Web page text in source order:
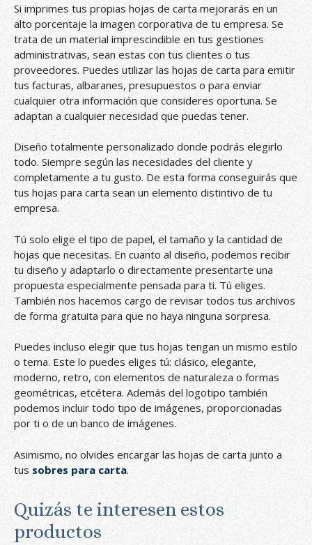
Si imprimes tus propias hojas de carta mejorarás en un
alto porcentaje la imagen corporativa de tu empresa. Se
trata de un material imprescindible en tus gestiones
administrativas, sean estas con tus clientes o tus
proveedores. Puedes utilizar las hojas de carta para emitir
tus facturas, albaranes, presupuestos o para enviar
cualquier otra información que consideres oportuna. Se
adaptan a cualquier necesidad que puedas tener.
Diseño totalmente personalizado donde podrás elegirlo
todo. Siempre según las necesidades del cliente y
completamente a tu gusto. De esta forma conseguirás que
tus hojas para carta sean un elemento distintivo de tu
empresa.
Tú solo elige el tipo de papel, el tamaño y la cantidad de
hojas que necesitas. En cuanto al diseño, podemos recibir
tu diseño y adaptarlo o directamente presentarte una
propuesta especialmente pensada para ti. Tú eliges.
También nos hacemos cargo de revisar todos tus archivos
de forma gratuita para que no haya ninguna sorpresa.
Puedes incluso elegir que tus hojas tengan un mismo estilo
o tema. Este lo puedes eliges tú: clásico, elegante,
moderno, retro, con elementos de naturaleza o formas
geométricas, etcétera. Además del logotipo también
podemos incluir todo tipo de imágenes, proporcionadas
por ti o de un banco de imágenes.
Asimismo, no olvides encargar las hojas de carta junto a
tus sobres para carta.
Quizás te interesen estos
productos